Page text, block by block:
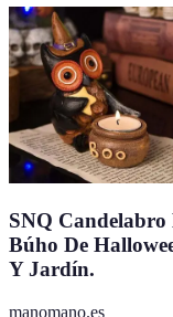
SNQ Candelabro
Búho De
Y Jardín.
manomano.es